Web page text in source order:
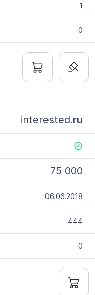
1
0
interested.ru
75 000
06.06.2018
444
0